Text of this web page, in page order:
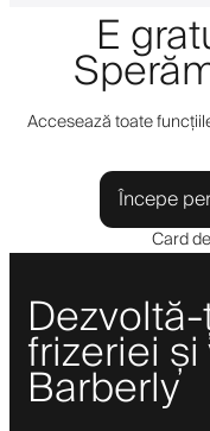
E
Accesează toate
Începe
Card
frizeriei
Barberly